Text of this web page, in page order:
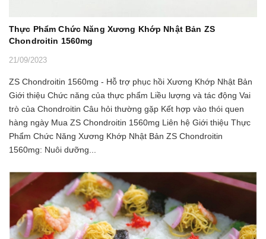
Thực Phẩm Chức Năng Xương Khớp Nhật Bản ZS
Chondroitin 1560mg
21/09/2023
ZS Chondroitin 1560mg - Hỗ trợ phục hồi Xương Khớp Nhật Bản
Giới thiệu Chức năng của thực phẩm Liều lượng và tác động Vai
trò của Chondroitin Câu hỏi thường gặp Kết hợp vào thói quen
hàng ngày Mua ZS Chondroitin 1560mg Liên hệ Giới thiệu Thực
Phẩm Chức Năng Xương Khớp Nhật Bản ZS Chondroitin
1560mg: Nuôi dưỡng...